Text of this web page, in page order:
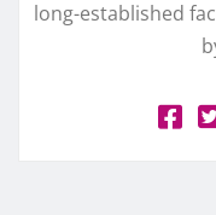
long-established